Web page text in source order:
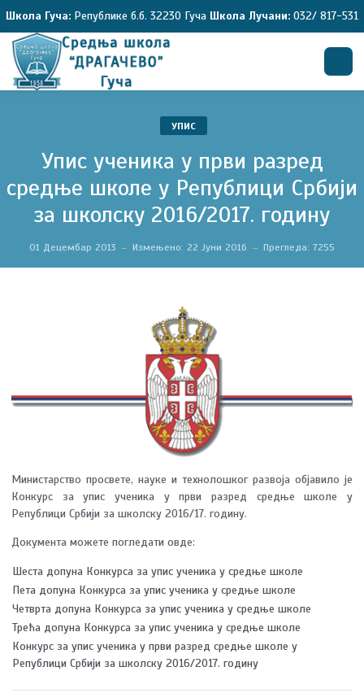
Школа Гуча: Републике б.б. 32230 Гуча Школа Лучани: 032/ 817-531
Упис ученика у први разред
средње школе у Републици Србији
за школску 2016/2017. годину
УПИС
01 Децембар 2013 Измењено: 22 Јуни 2016 Прегледа: 7255
Министарство просвете, науке и технолошког развоја објавило је
Конкурс за упис ученика у први разред средње школе у
Републици Србији за школску 2016/17. годину.
Документа можете погледати овде:
Шеста допуна Конкурса за упис ученика у средње школе
Пета допуна Конкурса за упис ученика у средње школе
Четврта допуна Конкурса за упис ученика у средње школе
Трећа допуна Конкурса за упис ученика у средње школе
Конкурс за упис ученика у први разред средње школе у
Републици Србији за школску 2016/2017. годину